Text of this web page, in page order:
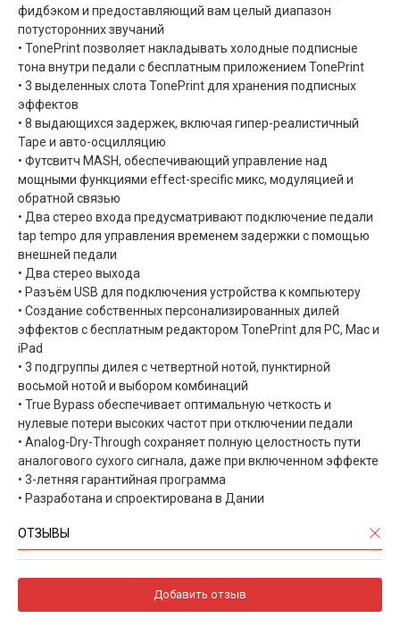
фидбэком и предоставляющий вам целый диапазон
потусторонних звучаний
• TonePrint позволяет накладывать холодные подписные
тона внутри педали с бесплатным приложением TonePrint
• 3 выделенных слота TonePrint для хранения подписных
эффектов
• 8 выдающихся задержек, включая гипер-реалистичный
Tape и авто-осцилляцию
• Футсвитч MASH, обеспечивающий управление над
мощными функциями effect-specific микс, модуляцией и
обратной связью
• Два стерео входа предусматривают подключение педали
tap tempo для управления временем задержки с помощью
внешней педали
• Два стерео выхода
• Разъём USB для подключения устройства к компьютеру
• Создание собственных персонализированных дилей
эффектов с бесплатным редактором TonePrint для PC, Mac и
iPad
• 3 подгруппы дилея с четвертной нотой, пунктирной
восьмой нотой и выбором комбинаций
• True Bypass обеспечивает оптимальную четкость и
нулевые потери высоких частот при отключении педали
• Analog-Dry-Through сохраняет полную целостность пути
аналогового сухого сигнала, даже при включенном эффекте
• 3-летняя гарантийная программа
• Разработана и спроектирована в Дании
ОТЗЫВЫ
Добавить отзыв